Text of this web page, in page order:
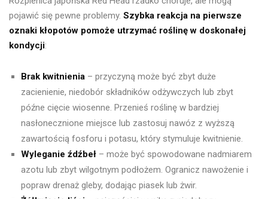
pojawić się pewne problemy. Szybka reakcja na pierwsze
oznaki kłopotów pomoże utrzymać roślinę w doskonałej
kondycji:
Brak kwitnienia – przyczyną może być zbyt duże
zacienienie, niedobór składników odżywczych lub zbyt
późne cięcie wiosenne. Przenieś roślinę w bardziej
nasłonecznione miejsce lub zastosuj nawóz z wyższą
zawartością fosforu i potasu, który stymuluje kwitnienie.
Wyleganie źdźbeł – może być spowodowane nadmiarem
azotu lub zbyt wilgotnym podłożem. Ogranicz nawożenie i
popraw drenaż gleby, dodając piasek lub żwir.